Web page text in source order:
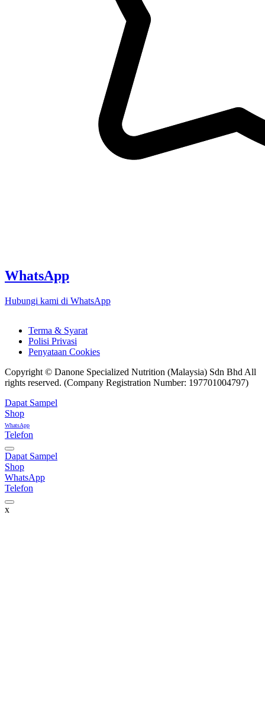
WhatsApp
Hubungi kami di WhatsApp
Terma & Syarat
Polisi Privasi
Penyataan Cookies
Copyright © Danone Specialized Nutrition (Malaysia) Sdn Bhd All
rights reserved. (Company Registration Number: 197701004797)
Dapat Sampel
Shop
WhatsApp
Telefon
Dapat Sampel
Shop
WhatsApp
Telefon
x